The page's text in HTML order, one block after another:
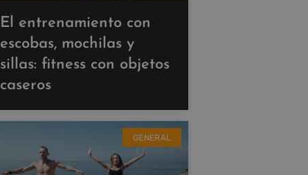
El entrenamiento con
escobas, mochilas y
sillas: fitness con objetos
caseros
GENERAL